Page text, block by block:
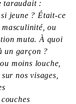
taraudait :
si jeune ? Était-ce
ou
muta. À quoi
un garçon ?
moins louche,
nos visages,